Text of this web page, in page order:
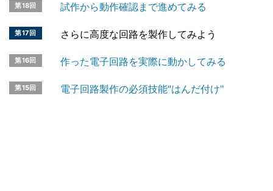
第18回 試作から動作確認まで進めてみる
第17回 さらに高度な回路を製作してみよう
第16回 作った電子回路を実際に動かしてみる
第15回 電子回路製作の必須技能"はんだ付け"